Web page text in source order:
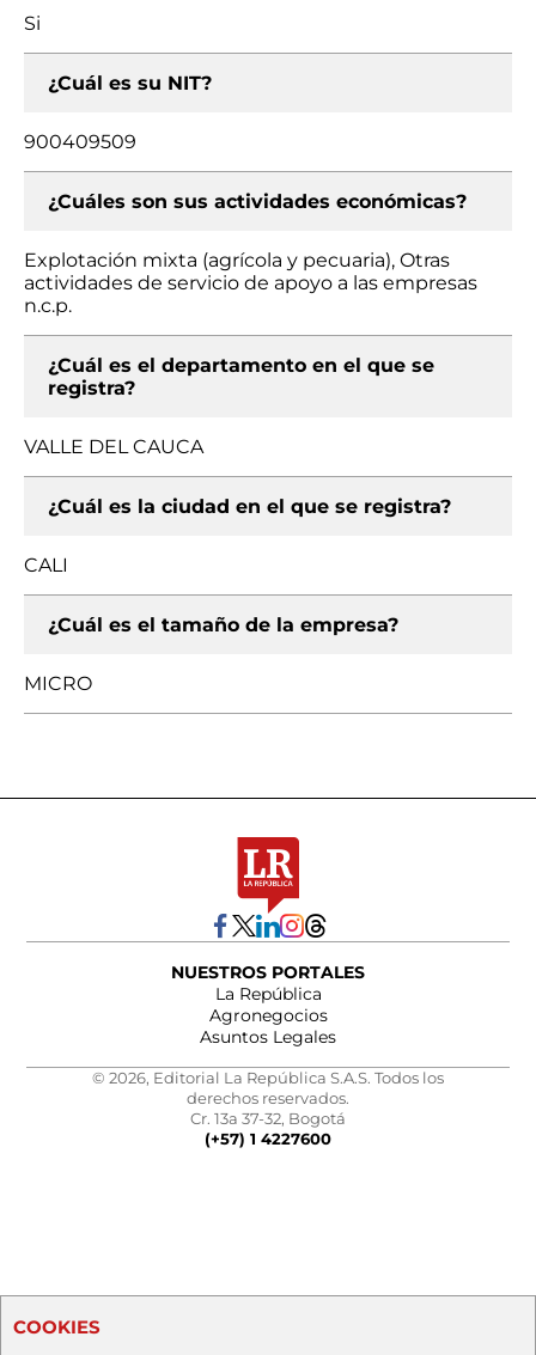
Si
¿Cuál es su NIT?
900409509
¿Cuáles son sus actividades económicas?
Explotación mixta (agrícola y pecuaria), Otras
actividades de servicio de apoyo a las empresas
n.c.p.
¿Cuál es el departamento en el que se
registra?
VALLE DEL CAUCA
¿Cuál es la ciudad en el que se registra?
CALI
¿Cuál es el tamaño de la empresa?
MICRO
NUESTROS PORTALES
La República
Agronegocios
Asuntos Legales
© 2026, Editorial La República S.A.S. Todos los
derechos reservados.
Cr. 13a 37-32, Bogotá
(+57) 1 4227600
COOKIES